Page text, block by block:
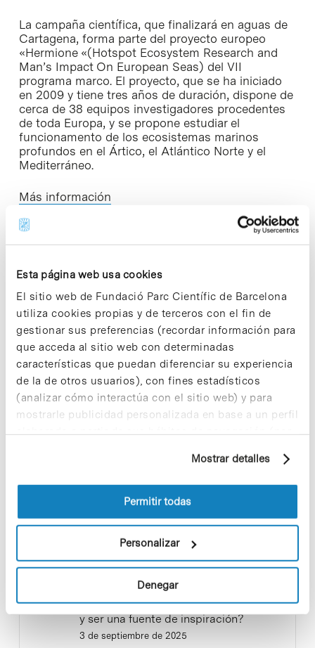
Esta página web usa cookies
El sitio web de Fundació Parc Científic de Barcelona
utiliza cookies propias y de terceros con el fin de
gestionar sus preferencias (recordar información para
que acceda al sitio web con determinadas
características que puedan diferenciar su experiencia
de la de otros usuarios), con fines estadísticos
(analizar cómo interactúa con el sitio web) y para
mostrarle publicidad personalizada en base a un perfil
elaborado a partir de sus hábitos de navegación (por
información sobre las cookies puede consultar
la Política de cookies del sitio web.
Mostrar detalles
Permitir todas
Personalizar
Denegar
La campaña científica, que finalizará en aguas de
Cartagena, forma parte del proyecto europeo
«Hermione «(Hotspot Ecosystem Research and
Man’s Impact On European Seas) del VII
programa marco. El proyecto, que se ha iniciado
en 2009 y tiene tres años de duración, dispone de
cerca de 38 equipos investigadores procedentes
de toda Europa, y se propone estudiar el
funcionamento de los ecosistemas marinos
profundos en el Ártico, el Atlántico Norte y el
Mediterráneo.
Más información
Share Share
Noticias más vistas
enriquecedores. ¡Participa y haz
crecer la Sostenibilidad en el PCB!
9 de septiembre de 2025
¡Ayúdanos a hacer crecer «Notas de
Sostenibilidad»! ¿Quieres participar
y ser una fuente de inspiración?
3 de septiembre de 2025